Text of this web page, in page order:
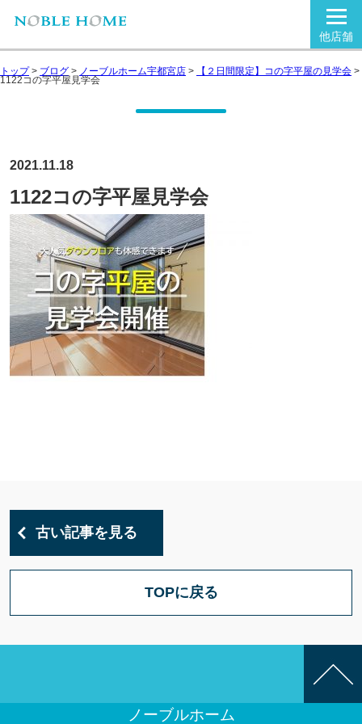
他店舗
トップ> ブログ > ノーブルホーム宇都宮店 > 【２日間限定】コの字平屋の見学会 >
1122コの字平屋見学会
2021.11.18
1122コの字平屋見学会
古い記事を見る
TOPに戻る
ノーブルホーム